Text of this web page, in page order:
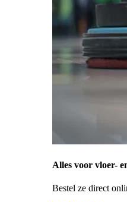
Alles voor vloer-
Bestel ze direct